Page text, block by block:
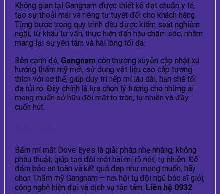
Không gian tại Gangnam được thiết kế đạt chuẩn y tế,
tạo sự thoải mái và riêng tư tuyệt đối cho khách hàng.
Từng bước trong quy trình đều được kiểm soát nghiêm
ngặt, từ khâu tư vấn, thực hiện đến hậu chăm sóc, nhằm
mang lại sự yên tâm và hài lòng tối đa.
Bên cạnh đó, Gangnam còn thường xuyên cập nhật xu
hướng thẩm mỹ mới, sử dụng vật liệu cao cấp tương
thích với cơ thể, giúp duy trì nếp mí lâu dài, hạn chế tối
đa rủi ro. Đây chính là lựa chọn lý tưởng cho những ai
mong muốn sở hữu đôi mắt to tròn, tự nhiên và đầy
cuốn hút.
Bấm mí mắt Dove Eyes là giải pháp nhẹ nhàng, không
phẫu thuật, giúp tạo đôi mắt hai mí rõ nét, tự nhiên. Để
đảm bảo an toàn và kết quả đẹp như mong muốn, hãy
chọn Thẩm mỹ Gangnam – nơi hội tụ đội ngũ bác sĩ giỏi,
công nghệ hiện đại và dịch vụ tận tâm. Liên hệ 0932